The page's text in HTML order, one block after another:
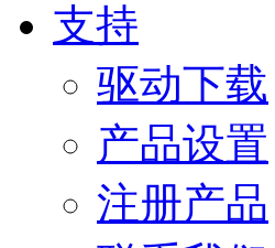
支持
驱动下载
产品设置
注册产品